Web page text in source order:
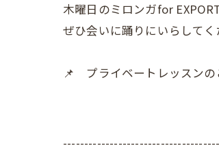
木曜日のミロンガfor
ぜひ会いに踊りにいらして
📌 プライベートレッスンの